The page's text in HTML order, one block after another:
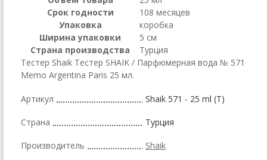
Срок годности
108 месяцев
Упаковка
коробка
Ширина упаковки
5 см
Страна производства
Турция
Тестер Shaik Тестер SHAIK / Парфюмерная вода № 571
Memo Argentina Paris 25 мл.
Артикул Shaik 571 - 25 ml (T)
Страна Турция
Производитель Shaik